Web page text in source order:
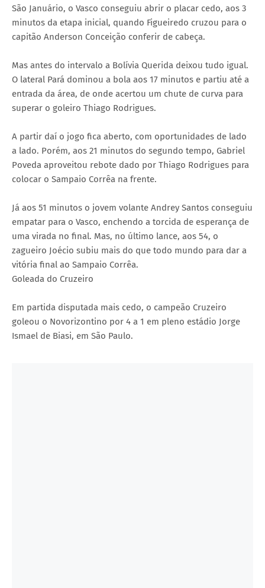
São Januário, o Vasco conseguiu abrir o placar cedo, aos 3
minutos da etapa inicial, quando Figueiredo cruzou para o
capitão Anderson Conceição conferir de cabeça.
Mas antes do intervalo a Bolívia Querida deixou tudo igual.
O lateral Pará dominou a bola aos 17 minutos e partiu até a
entrada da área, de onde acertou um chute de curva para
superar o goleiro Thiago Rodrigues.
A partir daí o jogo fica aberto, com oportunidades de lado
a lado. Porém, aos 21 minutos do segundo tempo, Gabriel
Poveda aproveitou rebote dado por Thiago Rodrigues para
colocar o Sampaio Corrêa na frente.
Já aos 51 minutos o jovem volante Andrey Santos conseguiu
empatar para o Vasco, enchendo a torcida de esperança de
uma virada no final. Mas, no último lance, aos 54, o
zagueiro Joécio subiu mais do que todo mundo para dar a
vitória final ao Sampaio Corrêa.
Goleada do Cruzeiro
Em partida disputada mais cedo, o campeão Cruzeiro
goleou o Novorizontino por 4 a 1 em pleno estádio Jorge
Ismael de Biasi, em São Paulo.